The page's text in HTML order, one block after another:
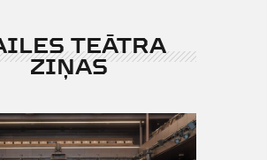
TEĀTRA
ZIŅAS